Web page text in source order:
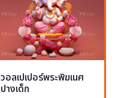
วอลเปเปอร์พระพิฆเนศ
ปางเด็ก